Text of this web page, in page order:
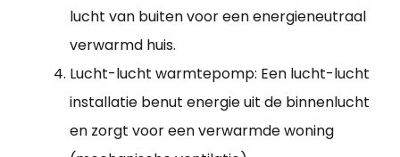
lucht van buiten voor een energieneutraal
verwarmd huis.
Lucht-lucht warmtepomp: Een lucht-lucht
installatie benut energie uit de binnenlucht
en zorgt voor een verwarmde woning